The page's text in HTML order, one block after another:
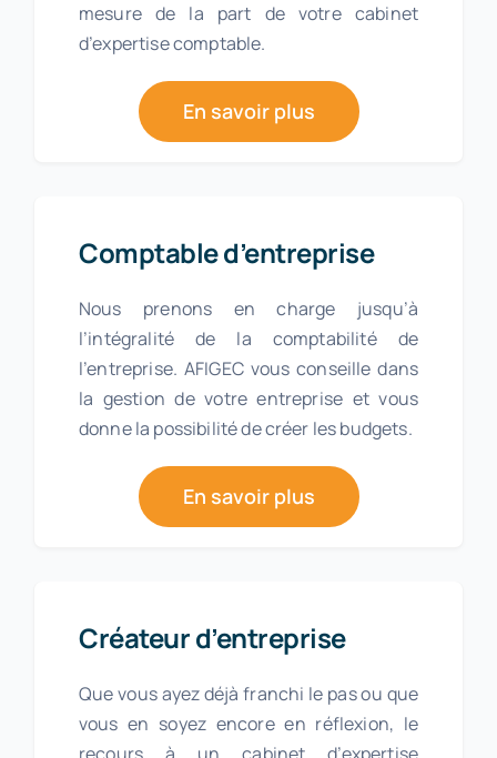
mesure de la part de votre cabinet
d’expertise comptable.
En savoir plus
Comptable d’entreprise
Nous prenons en charge jusqu’à
l’intégralité de la comptabilité de
l’entreprise. AFIGEC vous conseille dans
la gestion de votre entreprise et vous
donne la possibilité de créer les budgets.
En savoir plus
Créateur d’entreprise
Que vous ayez déjà franchi le pas ou que
vous en soyez encore en réflexion, le